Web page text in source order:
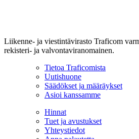
Liikenne- ja viestintävirasto Traficom
rekisteri- ja valvontaviranomainen.
Tietoa Traficomista
Uutishuone
Säädökset ja määräykset
Asioi kanssamme
Hinnat
Tuet ja avustukset
Yhteystiedot